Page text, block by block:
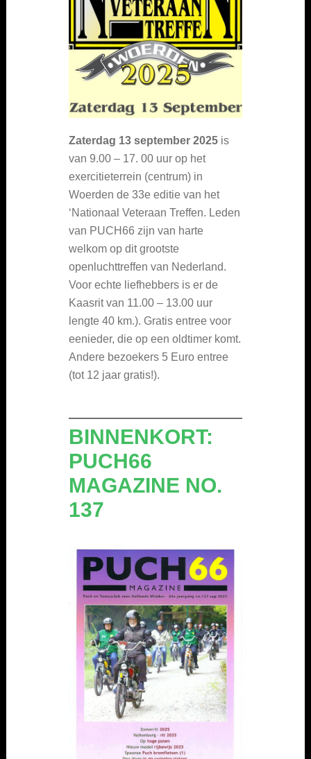
Zaterdag 13 september 2025 is
van 9.00 – 17. 00 uur op het
exercitieterrein (centrum) in
Woerden de 33e editie van het
‘Nationaal Veteraan Treffen. Leden
van PUCH66 zijn van harte
welkom op dit grootste
openluchttreffen van Nederland.
Voor echte liefhebbers is er de
Kaasrit van 11.00 – 13.00 uur
lengte 40 km.). Gratis entree voor
eenieder, die op een oldtimer komt.
Andere bezoekers 5 Euro entree
(tot 12 jaar gratis!).
BINNENKORT:
PUCH66
MAGAZINE NO.
137